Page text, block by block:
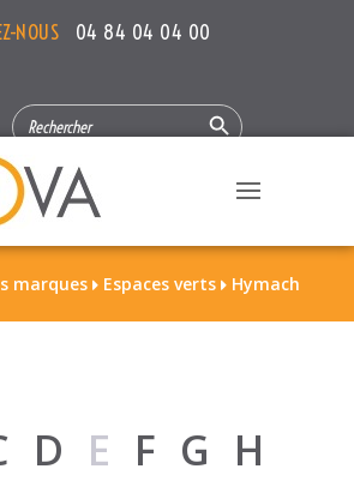
NOUS 04 84 04 04 00
SEARCH
FOR:
Search Button
marques  Espaces verts  Hymach
D E F G H